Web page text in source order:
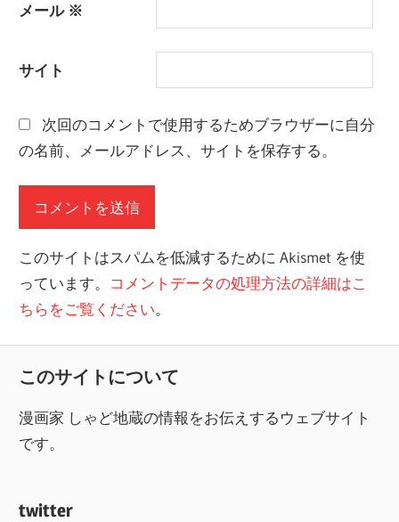
メール ※
サイト
次回のコメントで使用するためブラウザーに自分
の名前、メールアドレス、サイトを保存する。
このサイトはスパムを低減するために Akismet を使
っています。 コメントデータの処理方法の詳細はこ
ちらをご覧ください。
このサイトについて
漫画家 しゃど地蔵の情報をお伝えするウェブサイト
です。
twitter